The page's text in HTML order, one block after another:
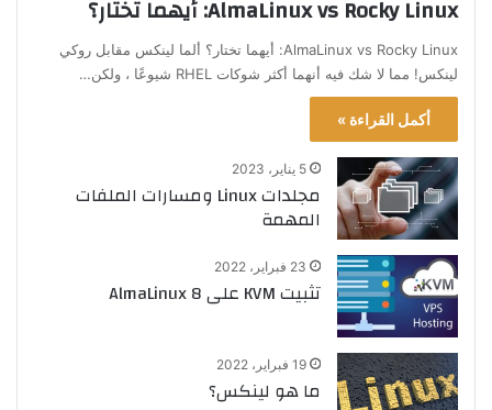
AlmaLinux vs Rocky Linux: أيهما تختار؟
AlmaLinux vs Rocky Linux: أيهما تختار؟ ألما لينكس مقابل روكي
لينكس! مما لا شك فيه أنهما أكثر شوكات RHEL شيوعًا ، ولكن…
أكمل القراءة »
5 يناير، 2023
مجلدات Linux ومسارات الملفات
المهمة
23 فبراير، 2022
تثبيت KVM على AlmaLinux 8
19 فبراير، 2022
ما هو لينكس؟